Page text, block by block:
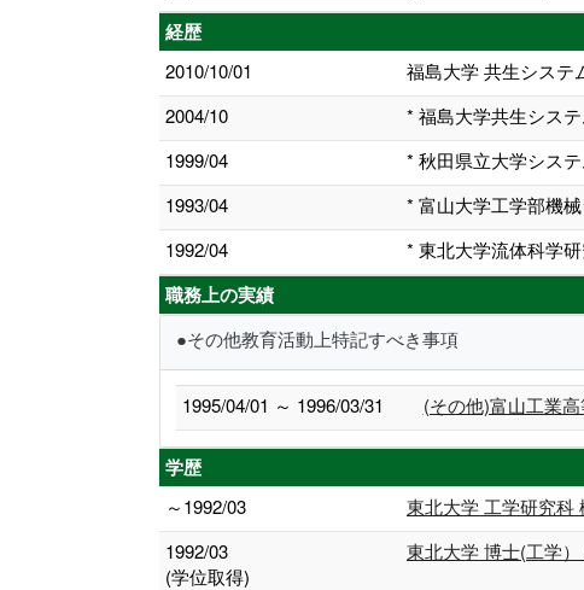
経歴
2010/10/01
福島大学 共生システ
2004/10
* 福島大学共生シス
1999/04
* 秋田県立大学シス
1993/04
* 富山大学工学部機
1992/04
* 東北大学流体科学
職務上の実績
●その他教育活動上特記すべき事項
1995/04/01 ～ 1996/03/31 (その他)富山工業
学歴
～1992/03
東北大学 工学研究科
1992/03
(学位取得)
東北大学 博士(工学